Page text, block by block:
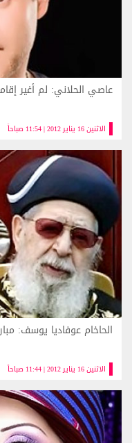
الاثنين 16 يناير 2012 | 11:54 صباحاً
عاصي الحلاني: لم أغير
الاثنين 16 يناير 2012 | 11:44 صباحاً
الحاخام عوفاديا يوسف: